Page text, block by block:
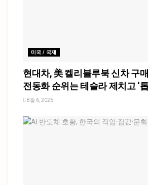
미국 / 국제
현대차, 美 켈리블루북 신차 구
전동화 순위는 테슬라 제치고 ‘톱
8월 6, 2026